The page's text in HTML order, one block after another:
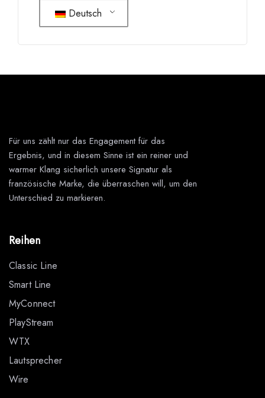
Deutsch
Für uns zählt nur das Engagement für das
Ergebnis, und in diesem Sinne ist ein reiner und
warmer Klang sicherlich unsere Signatur als
französische Marke, die überraschen will, um den
Unterschied zu markieren.
Reihen
Classic Line
Smart Line
MyConnect
PlayStream
WTX
Lautsprecher
Wire